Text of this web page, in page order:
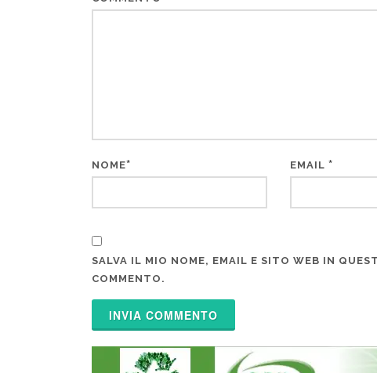
NOME* EMAIL *
SALVA IL MIO NOME, EMAIL E SITO WEB IN
COMMENTO.